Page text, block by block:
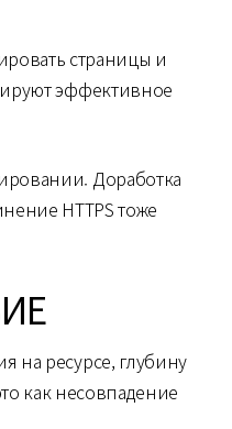
страницы и
эффективное
Доработка
HTTPS тоже
на ресурсе, глубину
как несовпадение